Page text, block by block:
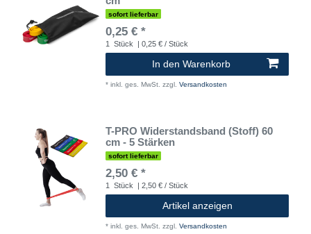
sofort lieferbar
0,25 € *
1 Stück | 0,25 € / Stück
In den Warenkorb
* inkl. ges. MwSt. zzgl. Versandkosten
T-PRO Widerstandsband (Stoff) 60
cm - 5 Stärken
sofort lieferbar
2,50 € *
1 Stück | 2,50 € / Stück
Artikel anzeigen
* inkl. ges. MwSt. zzgl. Versandkosten